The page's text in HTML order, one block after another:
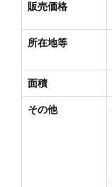
販売価格
所在地等
面積
その他